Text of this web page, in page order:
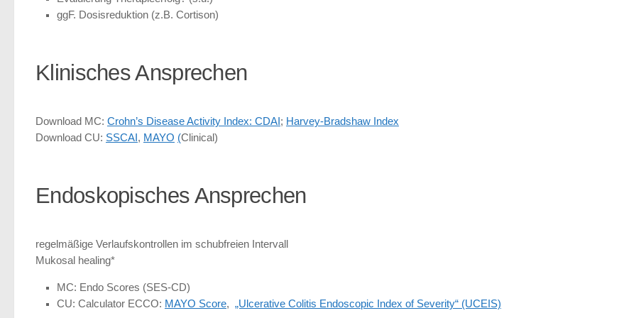
ggF. Dosisreduktion (z.B. Cortison)
Klinisches Ansprechen
Download MC: Crohn’s Disease Activity Index: CDAI ; Harvey-Bradshaw Index
Download CU: SSCAI , MAYO (Clinical)
Endoskopisches Ansprechen
regelmäßige Verlaufskontrollen im schubfreien Intervall
Mukosal healing*
MC: Endo Scores (SES-CD)
CU: Calculator ECCO: MAYO Score, „Ulcerative Colitis Endoscopic Index of Severity“ (UCEIS)